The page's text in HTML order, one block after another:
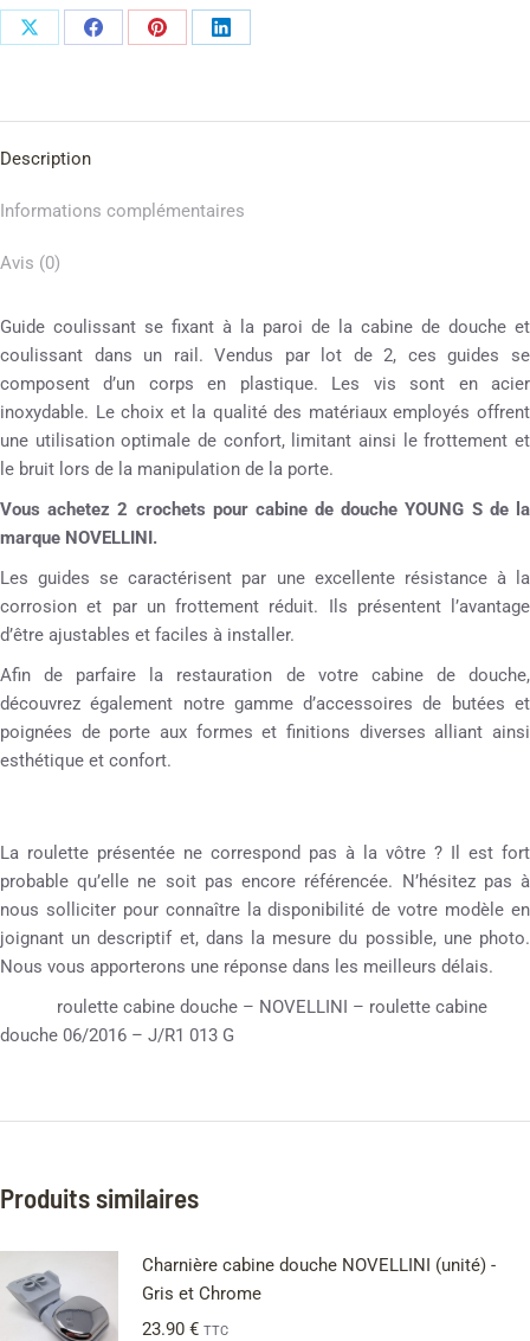
Description
Informations complémentaires
Avis (0)
Guide coulissant se fixant à la paroi de la cabine de douche et
coulissant dans un rail. Vendus par lot de 2, ces guides se
composent d’un corps en plastique. Les vis sont en acier
inoxydable. Le choix et la qualité des matériaux employés offrent
une utilisation optimale de confort, limitant ainsi le frottement et
le bruit lors de la manipulation de la porte.
Vous achetez 2 crochets pour cabine de douche YOUNG S de la
marque NOVELLINI.
Les guides se caractérisent par une excellente résistance à la
corrosion et par un frottement réduit. Ils présentent l’avantage
d’être ajustables et faciles à installer.
Afin de parfaire la restauration de votre cabine de douche,
découvrez également notre gamme d’accessoires de butées et
poignées de porte aux formes et finitions diverses alliant ainsi
esthétique et confort.
La roulette présentée ne correspond pas à la vôtre ? Il est fort
probable qu’elle ne soit pas encore référencée. N’hésitez pas à
nous solliciter pour connaître la disponibilité de votre modèle en
joignant un descriptif et, dans la mesure du possible, une photo.
Nous vous apporterons une réponse dans les meilleurs délais.
roulette cabine douche – NOVELLINI – roulette cabine
douche 06/2016 – J/R1 013 G
Produits similaires
Charnière cabine douche NOVELLINI (unité) -
Gris et Chrome
23.90 € TTC